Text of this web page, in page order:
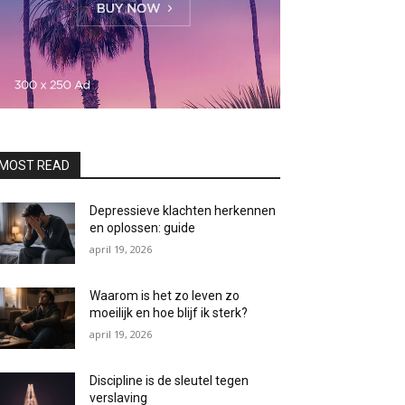
READ
Depressieve klachten herkennen
en oplossen: guide
april 19, 2026
Waarom is het zo leven zo
moeilijk en hoe blijf ik sterk?
april 19, 2026
Discipline is de sleutel tegen
verslaving